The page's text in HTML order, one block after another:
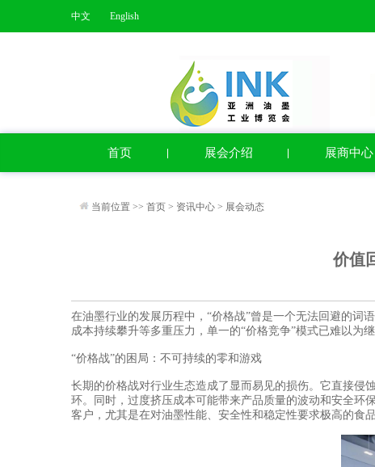
中文 English
首页 展会介绍 展商中心
当前位置 >> 首页 > 资讯中心 > 展会动态
价值
在油墨行业的发展历程中，“价格战”曾是一个无法回避的词
成本持续攀升等多重压力，单一的“价格竞争”模式已难以为
“价格战”的困局：不可持续的零和游戏
长期的价格战对行业生态造成了显而易见的损伤。它直接侵
环。同时，过度挤压成本可能带来产品质量的波动和安全环
客户，尤其是在对油墨性能、安全性和稳定性要求极高的食